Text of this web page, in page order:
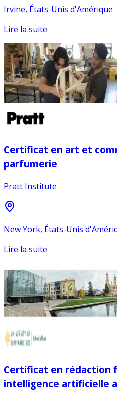
Irvine, États-Unis d'Amérique
Lire la suite
Certificat en art et
parfumerie
Pratt Institute
New York, États-Unis
Lire la suite
Certificat en rédaction
intelligence artificielle